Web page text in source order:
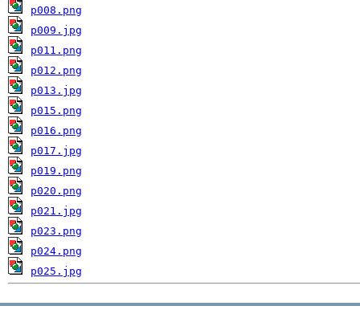
p008.png
p009.jpg
p011.png
p012.png
p013.jpg
p015.png
p016.png
p017.jpg
p019.png
p020.png
p021.jpg
p023.png
p024.png
p025.jpg